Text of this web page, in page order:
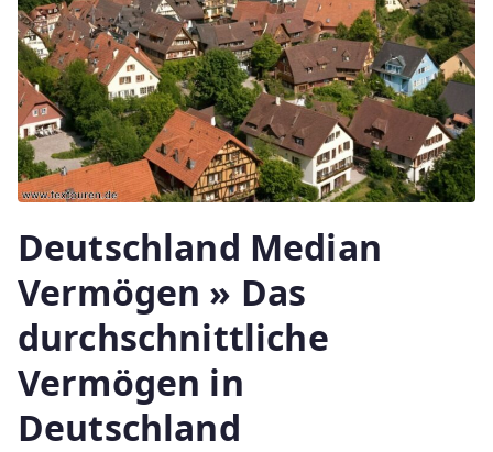
Deutschland Median
Vermögen » Das
durchschnittliche
Vermögen in
Deutschland